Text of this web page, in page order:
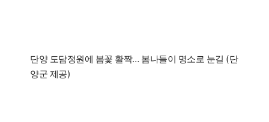
단양 도담정원에 봄꽃 활짝… 봄나들이 명소로 눈길 (단
양군 제공)